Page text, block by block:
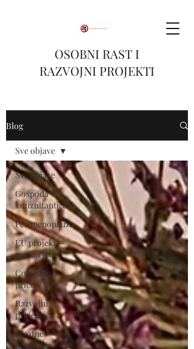
OSOBNI RAST I
RAZVOJNI PROJEKTI
Blog
Sve objave
Gospođa
konzultantica
Perimenopauza
EU projekti -
100 savjeta
Coaching
priče
Razvojni
projekti
Životne
mudrolije
Sve objave